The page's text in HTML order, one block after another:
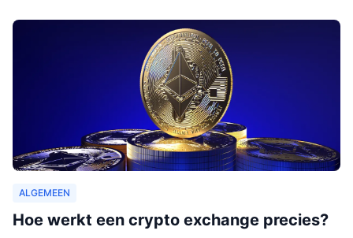
ALGEMEEN
Hoe werkt een crypto exchange precies?